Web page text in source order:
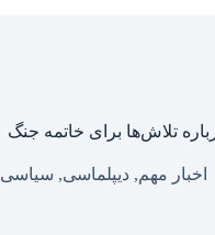
تلاش‌ها برای خاتمه جنگ
اخبار مهم, دیپلماسی, سیاسی